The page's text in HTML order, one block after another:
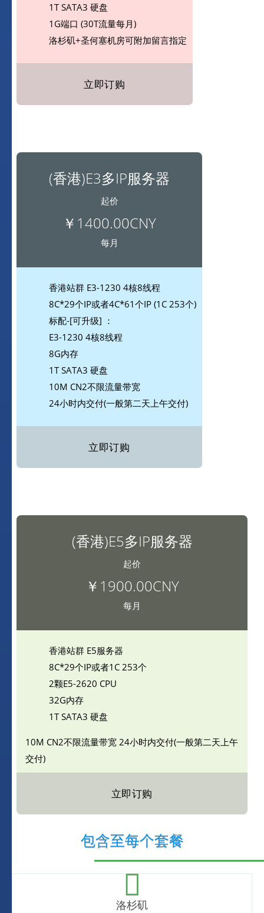
1T SATA3 硬盘
1G端口 (30T流量每月)
洛杉矶+圣何塞机房可附加留言指定
立即订购
(香港)E3多IP服务器
起价
￥1400.00CNY
每月
香港站群 E3-1230 4核8线程
8C*29个IP或者4C*61个IP (1C 253个)
标配-[可升级] ：
E3-1230 4核8线程
8G内存
1T SATA3 硬盘
10M CN2不限流量带宽
24小时内交付(一般第二天上午交付)
立即订购
(香港)E5多IP服务器
起价
￥1900.00CNY
每月
香港站群 E5服务器
8C*29个IP或者1C 253个
2颗E5-2620 CPU
32G内存
1T SATA3 硬盘
10M CN2不限流量带宽 24小时内交付(一般第二天上午
交付)
立即订购
包含至每个套餐
洛杉矶